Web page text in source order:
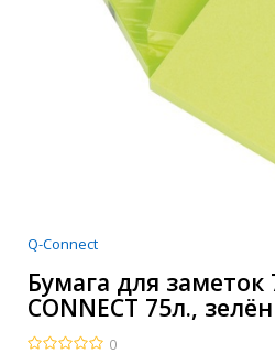
Q-Connect
Бумага для заметок
CONNECT 75л.,
0